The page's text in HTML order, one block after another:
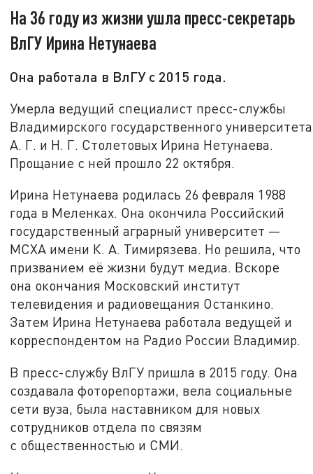
На 36 году из жизни ушла пресс-секретарь
ВлГУ Ирина Нетунаева
Она работала в ВлГУ с 2015 года.
Умерла ведущий специалист пресс-службы
Владимирского государственного
А. Г. и Н. Г. Столетовых Ирина Нетунаева.
Прощание с ней прошло 22 октября.
Ирина Нетунаева родилась 26 февраля 1988
года в Меленках. Она окончила Российский
государственный аграрный университет —
МСХА имени К. А. Тимирязева. Но решила, что
призванием её жизни будут медиа. Вскоре
она окончания Московский институт
телевидения и радиовещания Останкино.
Затем Ирина Нетунаева работала ведущей и
корреспондентом на Радио России Владимир.
В пресс-службу ВлГУ пришла в 2015 году. Она
создавала фоторепортажи, вела социальные
сети вуза, была наставником для новых
сотрудников отдела по связям
с общественностью и СМИ.